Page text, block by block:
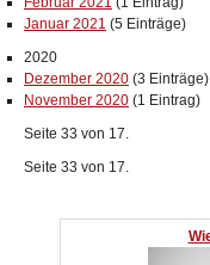
Januar 2021 (5 Einträge)
2020
Dezember 2020 (3 Einträge)
November 2020 (1 Eintrag)
Seite 33 von 17.
Seite 33 von 17.